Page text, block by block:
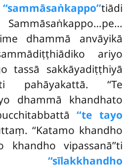
‘‘sammāsaṅkappo’’tiādi
dhammā anvāyikā
ariyo
tassā sakkāyadiṭṭhiyā
pahāyakattā. ‘‘Te
dhammā khandhato
‘‘te tayo
‘‘Katamo khandho
vipassanā’’ti
‘‘sīlakkhandho